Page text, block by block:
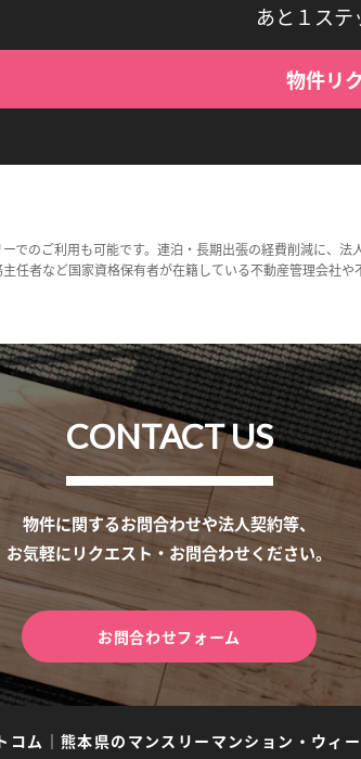
あと１ステ
物件リ
のご利用も可能です。連泊・長期出張の経費削減に、法
任者など国家資格保有者が在籍している不動産管理会社
CONTACT US
物件に関するお問合わせや法人契約等、
お気軽にリクエスト・お問合わせください。
お問合わせフォーム
コム ｜ 熊本県のマンスリーマンション・ウィ